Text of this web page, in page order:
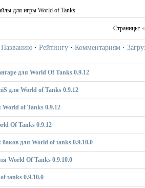
для игры World of Tanks
Страницы: «
Названию · Рейтингу · Комментариям ·
для World Of Tanks 0.9.12
для World of Tanks 0.9.12
of Tanks 0.9.12
Of Tanks 0.9.12
для World of tanks 0.9.10.0
World Of Tanks 0.9.10.0
tanks 0.9.10.0